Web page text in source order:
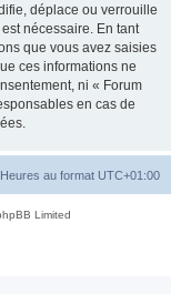
déplace ou verrouille
nécessaire. En tant
que vous avez saisies
ces informations ne
ni « Forum
en cas de
Heures au format UTC+01:00
Limited